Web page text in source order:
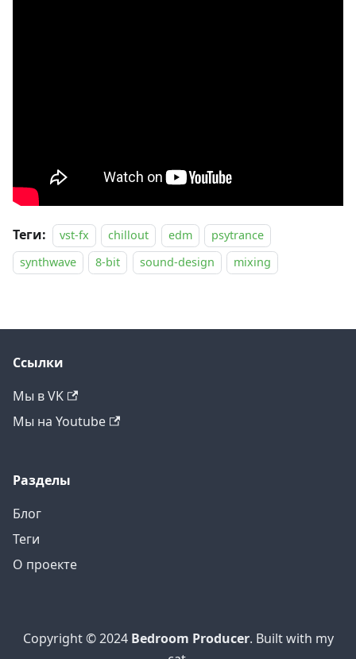
Теги: vst-fx chillout edm
psytrance
synthwave
8-bit sound-design mixing
Ссылки
Мы в VK
Мы на Youtube
Разделы
Блог
Теги
О проекте
Copyright © 2024 Bedroom Producer. Built with my